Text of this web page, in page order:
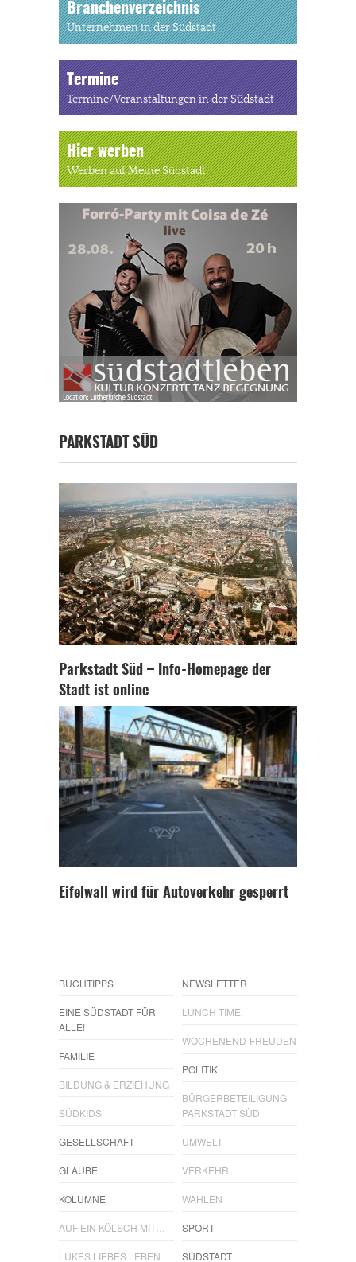
Branchenverzeichnis
Unternehmen in der Südstadt
Termine
Termine/Veranstaltungen in der Südstadt
Hier werben
Werben auf Meine Südstadt
PARKSTADT SÜD
Parkstadt Süd – Info-Homepage der
Stadt ist online
Eifelwall wird für Autoverkehr gesperrt
BUCHTIPPS
EINE SÜDSTADT FÜR
ALLE!
FAMILIE
BILDUNG & ERZIEHUNG
SÜDKIDS
GESELLSCHAFT
GLAUBE
KOLUMNE
AUF EIN KÖLSCH MIT…
LÜKES LIEBES LEBEN
NEWSLETTER
LUNCH TIME
WOCHENEND-FREUDEN
POLITIK
BÜRGERBETEILIGUNG
PARKSTADT SÜD
UMWELT
VERKEHR
WAHLEN
SPORT
SÜDSTADT